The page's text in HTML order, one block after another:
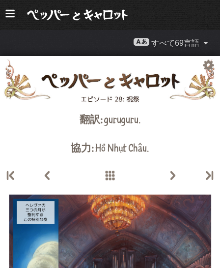
すべて69言語
翻訳:guruguru.
協力:Hồ Nhựt Châu.